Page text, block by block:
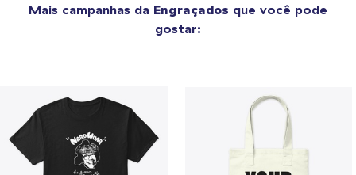
Mais campanhas da Engraçados que você pode
gostar: